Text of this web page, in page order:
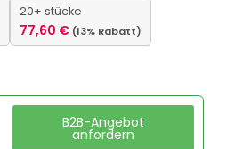
20+ stücke
77,60 € (13% Rabatt)
B2B-Angebot
anfordern